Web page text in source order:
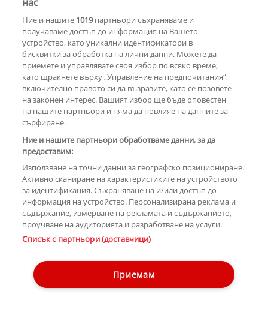
РЕКЛАМА
КОМЕНТАРИ
Copyright © 2007-2026 Hotnews.bg. Всички права запазени.
Контакти Общи условия
Етични правила на НСС
Лични данни
Управление на предпочитания
Ние и нашите 1019партньори съхраняваме и
получаваме достъп до информация на Вашето
устройство, като уникални идентификатори в
бисквитки за обработка на лични данни. Можете да
приемете и управлявате своя избор по всяко време,
като щракнете върху „Управление на предпочитания“,
включително правото си да възразите, като се позовете
на законен интерес. Вашият избор ще бъде оповестен
на нашите партньори и няма да повлияе на данните за
сърфиране.
Ние и нашите партньори обработваме данни, за да
предоставим:
Използване на точни данни за географско позициониране.
Активно сканиране на характеристиките на устройството
за идентификация. Съхраняване на и/или достъп до
информация на устройство. Персонализирана реклама и
съдържание, измерване на рекламата и съдържанието,
проучване на аудиторията и разработване на услуги.
Списък с партньори (доставчици)
Приемам